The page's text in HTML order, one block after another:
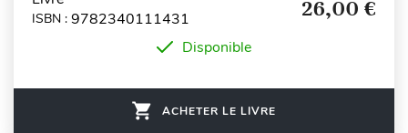
ISBN : 9782340111431 26,00 €
Disponible
ACHETER LE LIVRE